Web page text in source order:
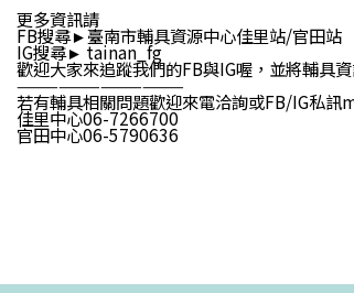
更多資訊請
FB搜尋►臺南市輔具資源中心佳里站/官田站
IG搜尋► tainan_fg
歡迎大家來追蹤我們的FB與IG喔，並將輔具
————————————
若有輔具相關問題歡迎來電洽詢或FB/IG私訊
佳里中心06-7266700
官田中心06-5790636